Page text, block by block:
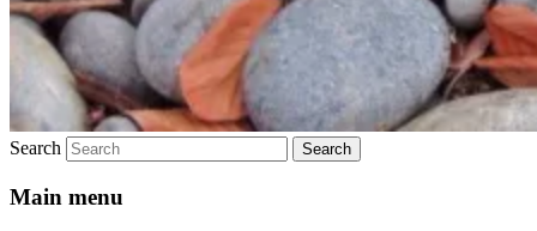
Search
Main menu